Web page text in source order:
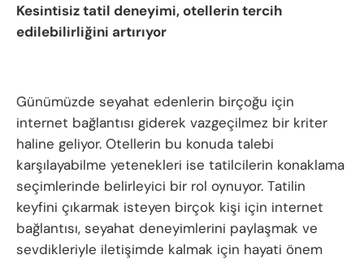
Kesintisiz tatil deneyimi, otellerin tercih
edilebilirliğini artırıyor
Günümüzde seyahat edenlerin birçoğu için
internet bağlantısı giderek vazgeçilmez bir kriter
haline geliyor. Otellerin bu konuda talebi
karşılayabilme yetenekleri ise tatilcilerin konaklama
seçimlerinde belirleyici bir rol oynuyor. Tatilin
keyfini çıkarmak isteyen birçok kişi için internet
bağlantısı, seyahat deneyimlerini paylaşmak ve
sevdikleriyle iletişimde kalmak için hayati önem